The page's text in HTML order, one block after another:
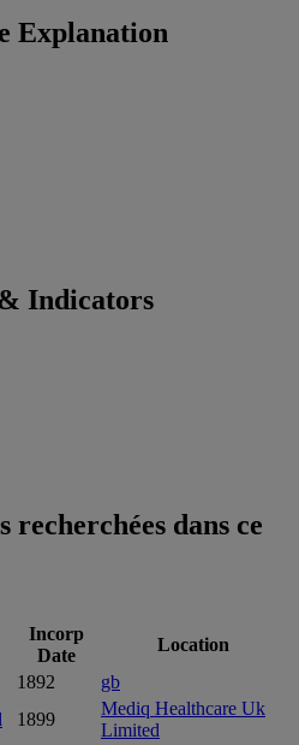
Explanation
Indicators
recherchées dans ce
Incorp
Date
Location
1892
gb
1899
Mediq Healthcare Uk
Limited